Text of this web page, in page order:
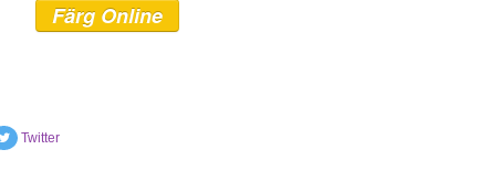
Färg Online
Twitter